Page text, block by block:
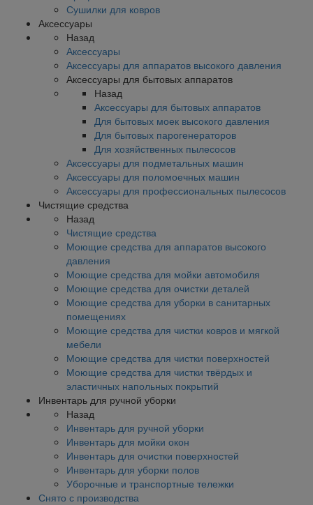
Сушилки для ковров
Аксессуары
Назад
Аксессуары
Аксессуары для аппаратов высокого давления
Аксессуары для бытовых аппаратов
Назад
Аксессуары для бытовых аппаратов
Для бытовых моек высокого давления
Для бытовых парогенераторов
Для хозяйственных пылесосов
Аксессуары для подметальных машин
Аксессуары для поломоечных машин
Аксессуары для профессиональных пылесосов
Чистящие средства
Назад
Чистящие средства
Моющие средства для аппаратов высокого
давления
Моющие средства для мойки автомобиля
Моющие средства для очистки деталей
Моющие средства для уборки в санитарных
помещениях
Моющие средства для чистки ковров и мягкой
мебели
Моющие средства для чистки поверхностей
Моющие средства для чистки твёрдых и
эластичных напольных покрытий
Инвентарь для ручной уборки
Назад
Инвентарь для ручной уборки
Инвентарь для мойки окон
Инвентарь для очистки поверхностей
Инвентарь для уборки полов
Уборочные и транспортные тележки
Снято с производства